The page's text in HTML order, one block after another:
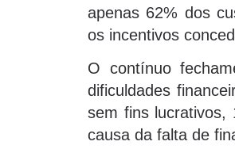
apenas 62% dos
os incentivos
O contínuo
dificuldades
sem fins lucrativos,
causa da falta de